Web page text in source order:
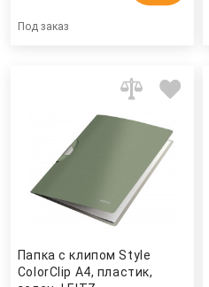
Под заказ
Папка с клипом Style
ColorClip А4, пластик,